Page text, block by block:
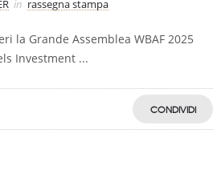
in rassegna stampa
la Grande Assemblea WBAF 2025
Investment ...
CONDIVIDI